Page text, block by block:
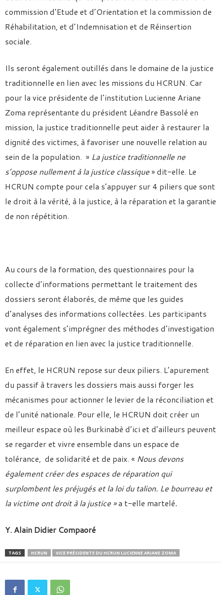
commission d’Etude et d’Orientation et la commission de
Réhabilitation, et d’Indemnisation et de Réinsertion
sociale.
Ils seront également outillés dans le domaine de la justice
traditionnelle en lien avec les missions du HCRUN. Car
pour la vice présidente de l’institution Lucienne Ariane
Zoma représentante du président Léandre Bassolé en
mission, la justice traditionnelle peut aider à restaurer la
dignité des victimes, à favoriser une nouvelle relation au
sein de la population. » La justice traditionnelle ne
s’oppose nullement à la justice classique» dit-elle. Le
HCRUN compte pour cela s’appuyer sur 4 piliers que sont
le droit à la vérité, à la justice, à la réparation et la garantie
de non répétition.
Au cours de la formation, des questionnaires pour la
collecte d’informations permettant le traitement des
dossiers seront élaborés, de même que les guides
d’analyses des informations collectées. Les participants
vont également s’imprégner des méthodes d’investigation
et de réparation en lien avec la justice traditionnelle.
En effet, le HCRUN repose sur deux piliers. L’apurement
du passif à travers les dossiers mais aussi forger les
mécanismes pour actionner le levier de la réconciliation et
de l’unité nationale. Pour elle, le HCRUN doit créer un
meilleur espace où les Burkinabè d’ici et d’ailleurs peuvent
se regarder et vivre ensemble dans un espace de
tolérance, de solidarité et de paix. « Nous devons
également créer des espaces de réparation qui
surplombent les préjugés et la loi du talion. Le bourreau et
la victime ont droit à la justice »a t-elle martelé.
Y. Alain Didier Compaoré
TAGS HCRUN VICE PRÉSIDENTE DU HCRUN LUCIENNE ARIANE ZOMA